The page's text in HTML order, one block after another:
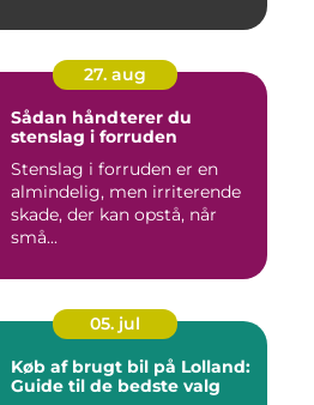
27. aug
Sådan håndterer du
stenslag i forruden
Stenslag i forruden er en
almindelig, men irriterende
skade, der kan opstå, når
små...
05. jul
Køb af brugt bil på Lolland:
Guide til de bedste valg